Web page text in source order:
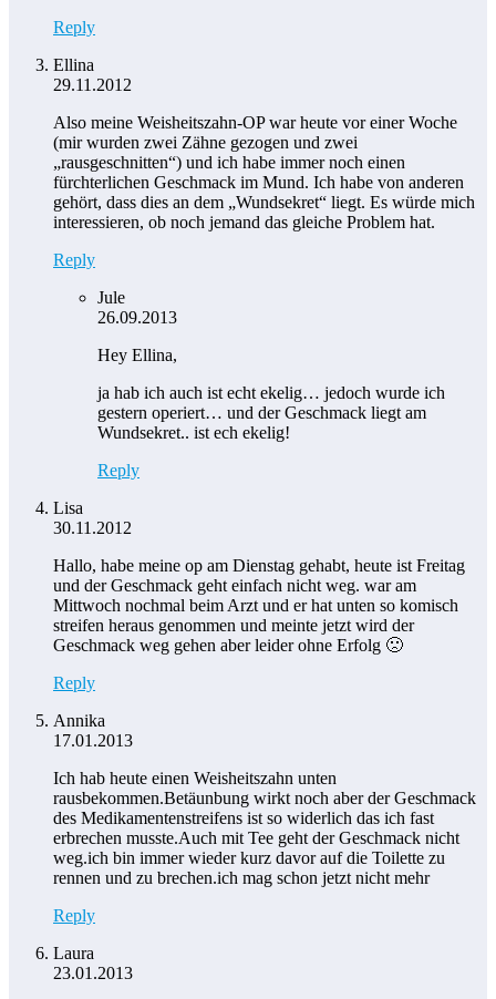
Reply
Ellina
29.11.2012
Also meine Weisheitszahn-OP war heute vor einer Woche
(mir wurden zwei Zähne gezogen und zwei
„rausgeschnitten“) und ich habe immer noch einen
fürchterlichen Geschmack im Mund. Ich habe von anderen
gehört, dass dies an dem „Wundsekret“ liegt. Es würde mich
interessieren, ob noch jemand das gleiche Problem hat.
Reply
Jule
26.09.2013
Hey Ellina,
ja hab ich auch ist echt ekelig… jedoch wurde ich
gestern operiert… und der Geschmack liegt am
Wundsekret.. ist ech ekelig!
Reply
Lisa
30.11.2012
Hallo, habe meine op am Dienstag gehabt, heute ist Freitag
und der Geschmack geht einfach nicht weg. war am
Mittwoch nochmal beim Arzt und er hat unten so komisch
streifen heraus genommen und meinte jetzt wird der
Geschmack weg gehen aber leider ohne Erfolg 🙁
Reply
Annika
17.01.2013
Ich hab heute einen Weisheitszahn unten
rausbekommen.Betäunbung wirkt noch aber der Geschmack
des Medikamentenstreifens ist so widerlich das ich fast
erbrechen musste.Auch mit Tee geht der Geschmack nicht
weg.ich bin immer wieder kurz davor auf die Toilette zu
rennen und zu brechen.ich mag schon jetzt nicht mehr
Reply
Laura
23.01.2013